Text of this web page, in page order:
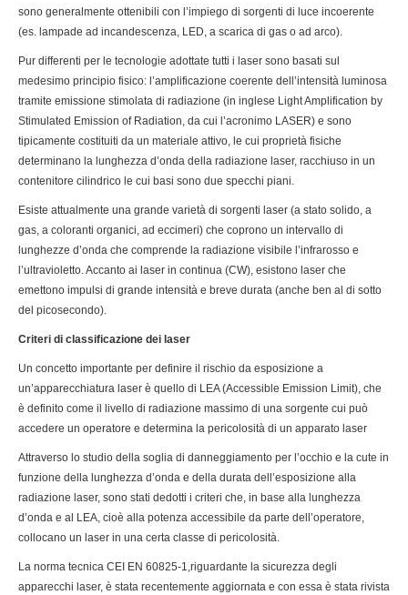
sono generalmente ottenibili con l’impiego di sorgenti di luce incoerente
(es. lampade ad incandescenza, LED, a scarica di gas o ad arco).
Pur differenti per le tecnologie adottate tutti i laser sono basati sul
medesimo principio fisico: l’amplificazione coerente dell’intensità luminosa
tramite emissione stimolata di radiazione (in inglese Light Amplification by
Stimulated Emission of Radiation, da cui l’acronimo LASER) e sono
tipicamente costituiti da un materiale attivo, le cui proprietà fisiche
determinano la lunghezza d’onda della radiazione laser, racchiuso in un
contenitore cilindrico le cui basi sono due specchi piani.
Esiste attualmente una grande varietà di sorgenti laser (a stato solido, a
gas, a coloranti organici, ad eccimeri) che coprono un intervallo di
lunghezze d’onda che comprende la radiazione visibile l’infrarosso e
l’ultravioletto. Accanto ai laser in continua (CW), esistono laser che
emettono impulsi di grande intensità e breve durata (anche ben al di sotto
del picosecondo).
Criteri di classificazione dei laser
Un concetto importante per definire il rischio da esposizione a
un’apparecchiatura laser è quello di LEA (Accessible Emission Limit), che
è definito come il livello di radiazione massimo di una sorgente cui può
accedere un operatore e determina la pericolosità di un apparato laser
Attraverso lo studio della soglia di danneggiamento per l’occhio e la cute in
funzione della lunghezza d’onda e della durata dell’esposizione alla
radiazione laser, sono stati dedotti i criteri che, in base alla lunghezza
d’onda e al LEA, cioè alla potenza accessibile da parte dell’operatore,
collocano un laser in una certa classe di pericolosità.
La norma tecnica CEI EN 60825-1,riguardante la sicurezza degli
apparecchi laser, è stata recentemente aggiornata e con essa è stata rivista